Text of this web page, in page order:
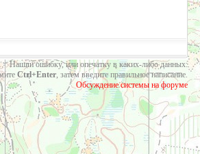
Нашли ошибку, или опечатку в каких-либо данных:
Ctrl+Enter, затем введите правильное написание.
Обсуждение системы на форуме